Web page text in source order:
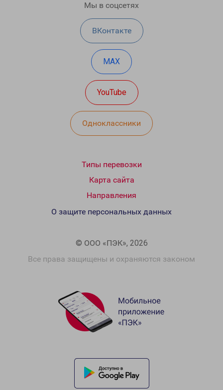
Мы в соцсетях
ВКонтакте
MAX
YouTube
Одноклассники
Типы перевозки
Карта сайта
Направления
© ООО «ПЭК», 2026
Все права защищены и охраняются законом
О защите персональных данных